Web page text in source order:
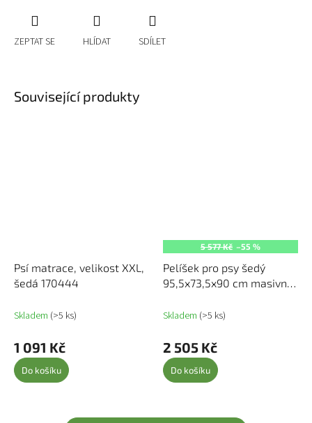
ZEPTAT SE HLÍDAT SDÍLET
Související produkty
Psí matrace, velikost XXL,
šedá 170444
Skladem (>5 ks)
1 091 Kč
Do košíku
5 577 Kč –55 %
Pelíšek pro psy šedý
95,5x73,5x90 cm masivní
Skladem (>5 ks)
2 505 Kč
Do košíku